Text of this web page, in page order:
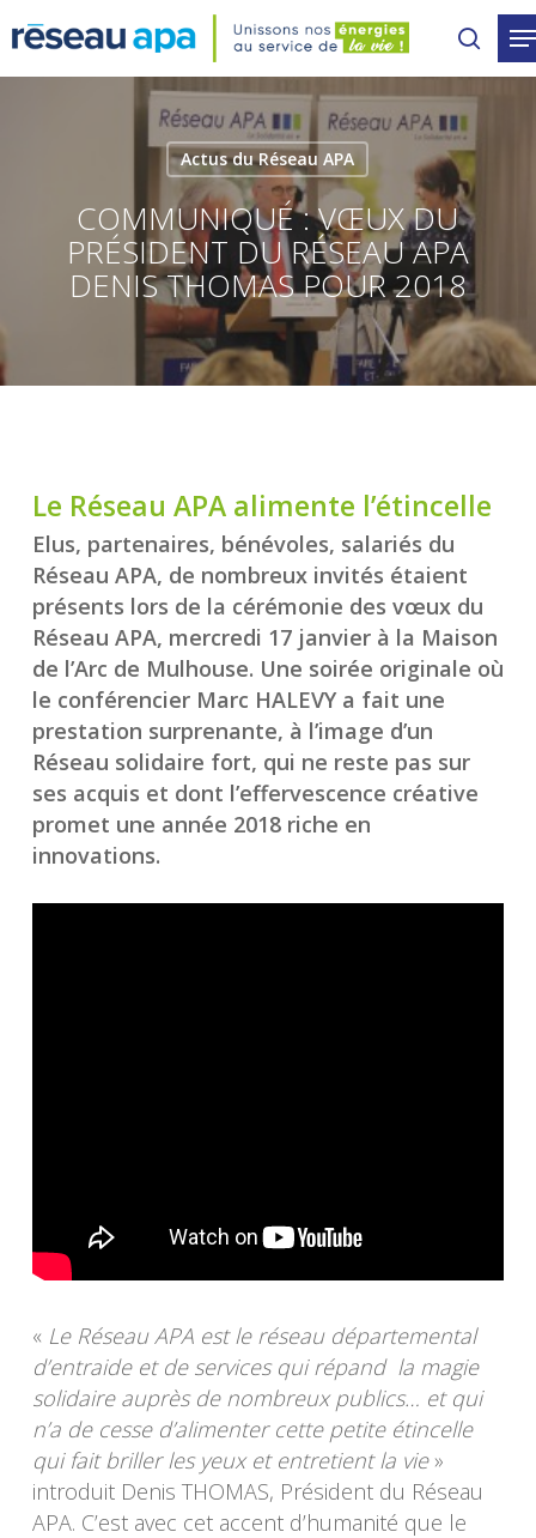
to
main
Actus du Réseau APA
COMMUNIQUÉ : VŒUX DU
PRÉSIDENT DU RÉSEAU APA
DENIS THOMAS POUR 2018
Le Réseau APA alimente l’étincelle
Elus, partenaires, bénévoles, salariés du
Réseau APA, de nombreux invités étaient
présents lors de la cérémonie des vœux du
Réseau APA, mercredi 17 janvier à la Maison
de l’Arc de Mulhouse. Une soirée originale où
le conférencier Marc HALEVY a fait une
prestation surprenante, à l’image d’un
Réseau solidaire fort, qui ne reste pas sur
ses acquis et dont l’effervescence créative
promet une année 2018 riche en
innovations.
« Le Réseau APA est le réseau départemental
d’entraide et de services qui répand la magie
solidaire auprès de nombreux publics… et qui
n’a de cesse d’alimenter cette petite étincelle
qui fait briller les yeux et entretient la vie»
introduit Denis THOMAS, Président du Réseau
APA. C’est avec cet accent d’humanité que le